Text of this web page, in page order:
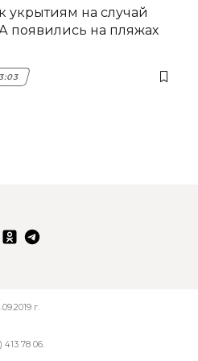
укрытиям на случай
появились на пляжах
г.
413 78 06.